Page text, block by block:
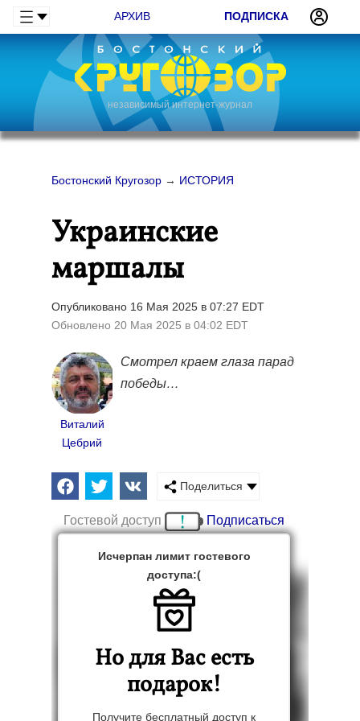
АРХИВ ПОДПИСКА
независимый интернет-журнал
Бостонский Кругозор → ИСТОРИЯ
Украинские
маршалы
Опубликовано 16 Мая 2025 в 07:27 EDT
Обновлено 20 Мая 2025 в 04:02 EDT
Виталий
Цебрий
Смотрел краем глаза парад
победы…
Поделиться
Гостевой доступ Подписаться
Исчерпан лимит гостевого
доступа:(
Но для Вас есть
подарок!
Получите бесплатный доступ к